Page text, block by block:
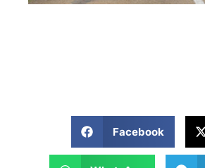
Facebook